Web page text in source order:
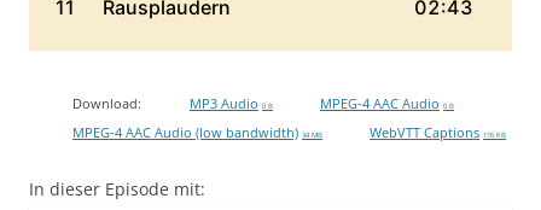
Download: MP3 Audio 0 B MPEG-4 AAC Audio 0 B
MPEG-4 AAC Audio (low bandwidth) 34 MB WebVTT Captions 116 KB
In dieser Episode mit: